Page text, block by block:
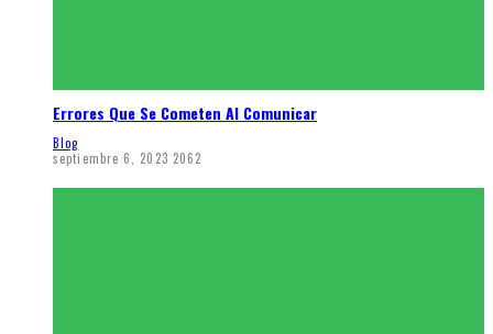
Errores Que Se Cometen Al Comunicar
Blog
septiembre 6, 2023 2062